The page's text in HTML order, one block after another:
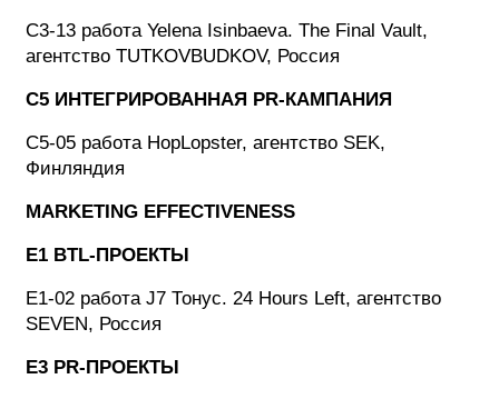
C3-13 работа Yelena Isinbaeva. The Final Vault,
агентство TUTKOVBUDKOV, Россия
C5 ИНТЕГРИРОВАННАЯ PR-КАМПАНИЯ
C5-05 работа HopLopster, агентство SEK,
Финляндия
MARKETING EFFECTIVENESS
E1 BTL-ПРОЕКТЫ
E1-02 работа J7 Тонус. 24 Hours Left, агентство
SEVEN, Россия
E3 PR-ПРОЕКТЫ